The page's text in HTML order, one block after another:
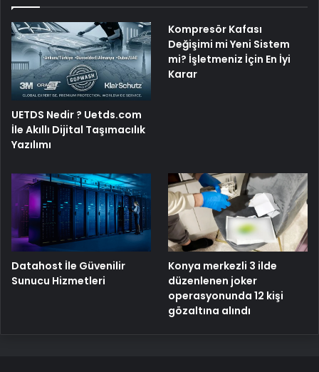
UETDS Nedir ? Uetds.com
İle Akıllı Dijital Taşımacılık
Yazılımı
Kompresör Kafası
Değişimi mi Yeni Sistem
mi? İşletmeniz İçin En İyi
Karar
Datahost İle Güvenilir
Sunucu Hizmetleri
Konya merkezli 3 ilde
düzenlenen joker
operasyonunda 12 kişi
gözaltına alındı